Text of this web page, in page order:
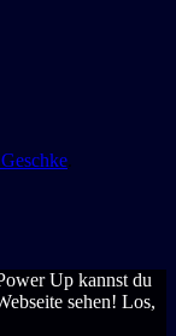
.
Up kannst du
sehen! Los,